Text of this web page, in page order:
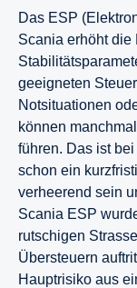
Das ESP
Scania erhöht die
geeigneten
Notsituationen
können
führen. Das ist
schon ein
verheerend sein
Scania ESP
rutschigen
Übersteuern
Hauptrisiko aus